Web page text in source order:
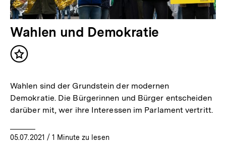
Wahlen und Demokratie
Inhalt
Wahlen sind der Grundstein der modernen
Demokratie. Die Bürgerinnen und Bürger entscheiden
darüber mit, wer ihre Interessen im Parlament vertritt.
05.07.2021 / 1 Minute zu lesen